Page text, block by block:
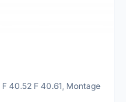
40.52 F 40.61, Montage